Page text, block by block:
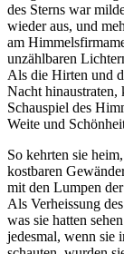
des Sterns war
wieder aus, und
am
unzählbaren
Als die Hirten und
Nacht hinaustraten,
Schauspiel des
Weite und
So kehrten sie
kostbaren
mit den Lumpen
Als Verheissung
was sie hatten
jedesmal, wenn sie